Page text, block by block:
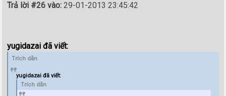
Trả lời #26 vào: 29-01-2013 23:45:42
yugidazai đã viết:
Trích dẫn
yugidazai đã viết:
Trích dẫn